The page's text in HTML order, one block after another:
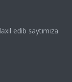
edib saytımıza